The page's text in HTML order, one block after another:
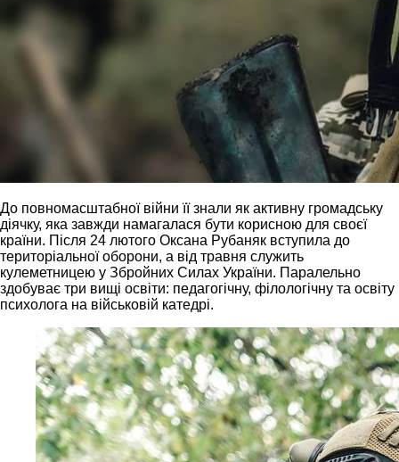
До повномасштабної війни її знали як активну громадську
діячку, яка завжди намагалася бути корисною для своєї
країни. Після 24 лютого Оксана Рубаняк вступила до
територіальної оборони, а від травня служить
кулеметницею у Збройних Силах України. Паралельно
здобуває три вищі освіти: педагогічну, філологічну та освіту
психолога на військовій катедрі.